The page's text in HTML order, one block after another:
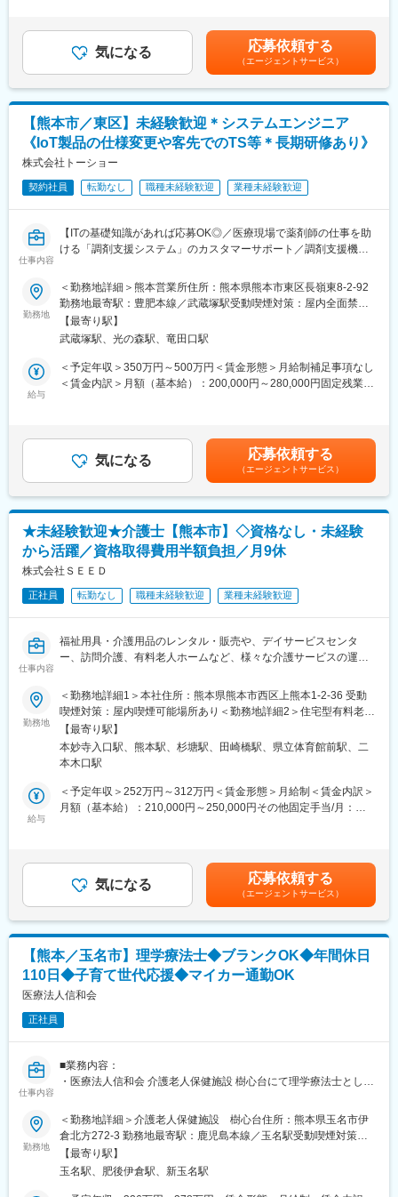
2）ピアスグループ内の様々な美容ブランドに異動・チャレンジで
きます
3）本社で人事・製品プロモーション・マーケティングなどに携わ
れるチャンスもあります
■就業環境：
・グループのコスメ製品を特別価格で購入できます。働きながら
自身も美しくなれる環境です！
・あなたの奨学金返済を会社が8割（最大288万円）負担してくれ
■ポジション業務：
（1）有料老人ホームへの入居検討者様やご家族様との入居相談業
有料老人ホームのご提案（ベネッセのホームだけでなく他社のホ
ームも紹介可能）とご見学時の同行、ご入居に向けたホームや病
院との調整業務など、一連の入居相談業務を担っていただきま
す。
営業
※入居検討者様のご相談・ご紹介をいただくため、病院や地域包括
ルワーカーやケアマネジャーの皆様へサービスのご案内と、入居
検討者様のヒアリング等を行います。
■顧客への最適な提案：
有料老人ホームの急増に伴い、ホームへ入居を検討される方々
も、ソーシャルワーカー・ケアマネジャーも、「何を基準にホー
ムを選べば良いか／どこのホームが適切か分からない」という時
当社は長年の経験から「その方が本当に望まれることを叶えるホ
ームは、どんなことをしているのか」を熟知しており、そのノウ
・ニーズが高く今後も事業の将来性が見込める「入居相談」にお
いて【組織責任者候補】としてキャリア形成でき、安定した長期
就業が叶う環境です。
・フルコミッション型の営業ではないため、「本当に顧客のため
になる提案は何か」を優先し営業活動ができます。
変更の範囲：会社の定める業務
（評価により）※別途特別賞与あり：賞与支給対象期間（6カ月）
の残業時間が270時間以下の場合年間0.5カ月加算支給 ※役割職
責手当該当者は対象外※役割職責手当該当者のため残業代の支給な
し賃金はあくまでも目安の金額であり、選考を通じて上下する可
能性があります。月給(月額)は固定手当を含めた表記です。
気になる 応募依頼する
（エージェントサービス）
【熊本市／東区】未経験歓迎＊システムエンジニア
《IoT製品の仕様変更や客先でのTS等＊長期研修あり》
株式会社トーショー
契約社員 転勤なし 職種未経験歓迎 業種未経験歓迎
仕事内容
【ITの基礎知識があれば応募OK◎／医療現場で薬剤師の仕事を助
ける「調剤支援システム」のカスタマーサポート／調剤支援機
【はじめに】
当ポジションは自社販売している大型IoT製品や薬剤システムの運
用～保守を担うシステムエンジニア職となっております。未経験
からチャレンジできる事に加えて、メーカー直雇用という貴重な
求人となっております。IT領域へキャリアチェンジされたい方歓
迎しております！
るため、社内でのデスクワークが6割、お客様先での業務が4割ほ
どとなります。また、外部のITベンダーとの打ち合わせ等もある
ため、関係者が多いのも当職種の特徴の一つとなります。
【ポジションの魅力】
・長期間の研修を用意しているため職種未経験＆技術的な知識が
・業界トップクラスの調剤システムやIoT製品を扱っており、業務
を通して最新の技術に触れることが可能です。
登用となり、業界トップクラスシェアを誇る優良企業の正社員と
して安定就業が可能です。（登用率98%、試験ノルマなし）
【同社の魅力】
◆医療業界に貢献：
最新のIoT技術に注力しており、これまで人の手でアナログに行わ
れていた薬剤管理を、全自動で管理、調整、計測、分包まで対応
可能にしました。当社の製品やシステムが、24時間止めてはなら
しています。
◆高いシェアを持つ製品：
変更の範囲：会社の定める業務
勤務地
＜勤務地詳細＞熊本営業所住所：熊本県熊本市東区長嶺東8-2-92
勤務地最寄駅：豊肥本線／武蔵塚駅受動喫煙対策：屋内全面禁煙
変更の範囲：会社の定める事業所（リモートワーク含む）
【最寄り駅】
武蔵塚駅、光の森駅、竜田口駅
給与
＜予定年収＞350万円～500万円＜賃金形態＞月給制補足事項なし
＜賃金内訳＞月額（基本給）：200,000円～280,000円固定残業手
＞※給与詳細は、年齢・スキルを考慮し決定します。■昇給：年1
回■賞与：年2回賃金はあくまでも目安の金額であり、選考を通じ
て上下する可能性があります。月給(月額)は固定手当を含めた表記
です。
気になる 応募依頼する
（エージェントサービス）
★未経験歓迎★介護士【熊本市】◇資格なし・未経験
から活躍／資格取得費用半額負担／月9休
株式会社ＳＥＥＤ
正社員 転勤なし 職種未経験歓迎 業種未経験歓迎
仕事内容
福祉用具・介護用品のレンタル・販売や、デイサービスセンタ
ー、訪問介護、有料老人ホームなど、様々な介護サービスの運
■業務内容：
（1）身体的介助
コミュニケーション／入浴介助／食事介助／トイレ介助など
（2）生活援助
掃除／洗濯／お買い物代行
（3）その他
レクレーション企画の立案、実施など／事務作業（利用者様の記
録、作業伝票、品物の発注）
～4か月を見込んでおります。
※資格取得のための費用は当社で半額負担します。
護職は10名（20～50代）です。
■当ポジションについて：
当施設の利用者様は要介護１～５と幅広いレベルの方々がいらっ
残業はほとんどありません。地域に根差した当社の会社理念に共
感いただき、長く伴走いただけることを期待します。
勤務地
＜勤務地詳細1＞本社住所：熊本県熊本市西区上熊本1-2-36 受動
喫煙対策：屋内喫煙可能場所あり＜勤務地詳細2＞住宅型有料老人
ホームひかり住所：熊本県熊本市西区池上町774 受動喫煙対策：
屋内全面禁煙
【最寄り駅】
本妙寺入口駅、熊本駅、杉塘駅、田崎橋駅、県立体育館前駅、二
本木口駅
給与
＜予定年収＞252万円～312万円＜賃金形態＞月給制＜賃金内訳＞
月額（基本給）：210,000円～250,000円その他固定手当/月：
上下する可能性があります。月給(月額)は固定手当を含めた表記で
す。
気になる 応募依頼する
（エージェントサービス）
【熊本／玉名市】理学療法士◆ブランクOK◆年間休日
110日◆子育て世代応援◆マイカー通勤OK
医療法人信和会
正社員
仕事内容
■業務内容：
・医療法人信和会 介護老人保健施設 樹心台にて理学療法士として
■業務詳細：
・施設利用者の機能回復訓練および関係書類作成
・利用者様宅への訪問
・担当者会議への出席
・レクリエーションの企画
勤務地
＜勤務地詳細＞介護老人保健施設 樹心台住所：熊本県玉名市伊
倉北方272-3 勤務地最寄駅：鹿児島本線／玉名駅受動喫煙対策：
屋内全面禁煙変更の範囲：会社の定める事業所
【最寄り駅】
玉名駅、肥後伊倉駅、新玉名駅